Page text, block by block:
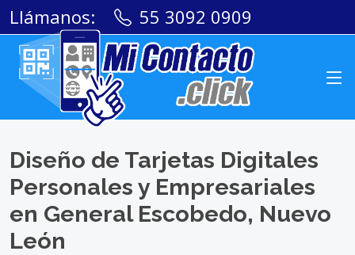
Llámanos: 55 3092 0909
Diseño de Tarjetas Digitales
Personales y Empresariales
en General Escobedo, Nuevo
León